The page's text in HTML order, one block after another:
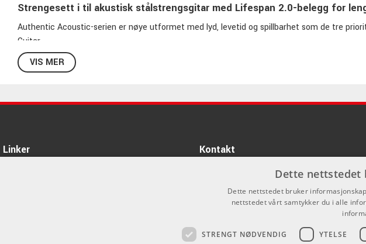
Strengesett i til akustisk stålstrengsgitar med Lifespan 2.0-belegg for
Authentic Acoustic-serien er nøye utformet med lyd, levetid og spillbarhet som de tre
Guitar.
Akkurat som i gitarene sine, har de her brukt råvarer av absolutt topp kvalitet, og
presisjon.
Vanlig spørsmål
Passer strenger fra Martin Guitar til andre gitarmerker enn Martin Guitar?
VIS MER
Linker Kontakt
Som privatperson kan du ikke kjøpe på denne
info@emnordic.no
Dette nettstedet
Dette nettstedet bruker
nettstedet vårt samtykker du i alle
STRENGT NØDVENDIG YTELSE